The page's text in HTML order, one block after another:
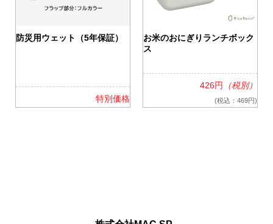
防災用ウェット（5年保証）
特別価格
お米のおにぎりランチボック
ス
426円 （税別）
(税込：469円)